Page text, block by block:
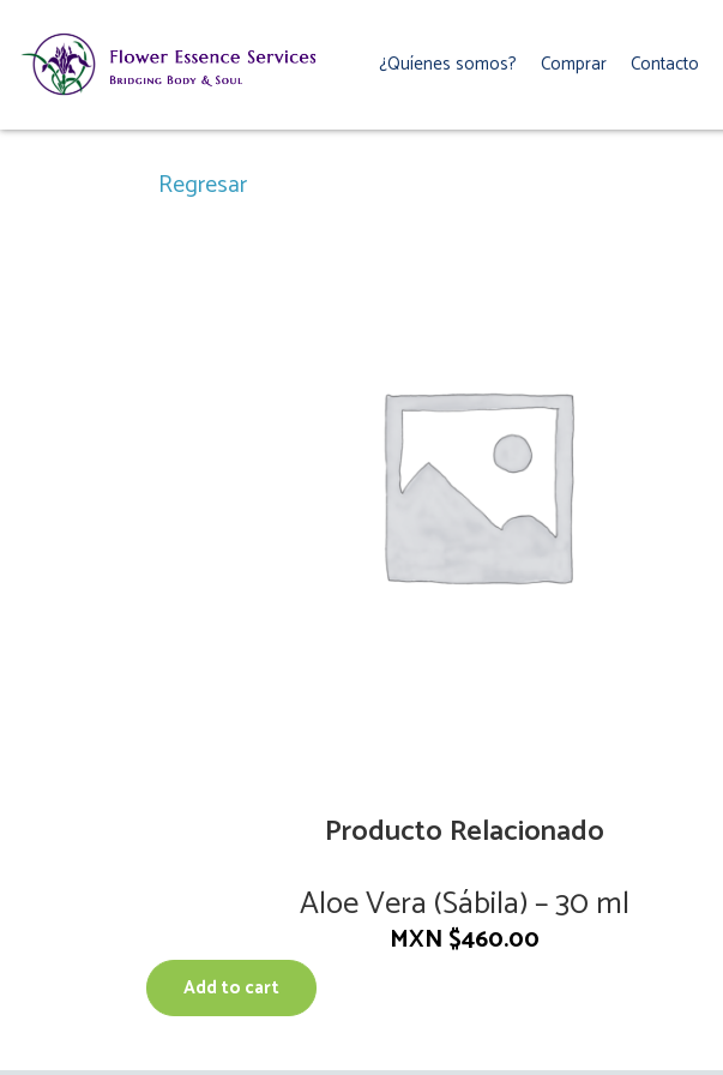
contenido
¿Quíenes somos? Comprar Contacto
Regresar
Producto Relacionado
Aloe Vera (Sábila) – 30 ml
MXN $460.00
Add to cart